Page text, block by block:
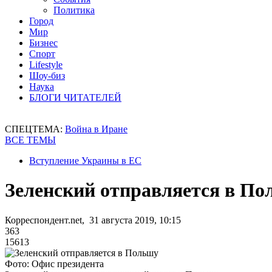
Политика
Город
Мир
Бизнес
Спорт
Lifestyle
Шоу-биз
Наука
БЛОГИ ЧИТАТЕЛЕЙ
СПЕЦТЕМА: Война в Иране
ВСЕ ТЕМЫ
Вступление Украины в ЕС
Зеленский отправляется в
Корреспондент.net, 31 августа 2019, 10:15
363
15613
Фото: Офис президента